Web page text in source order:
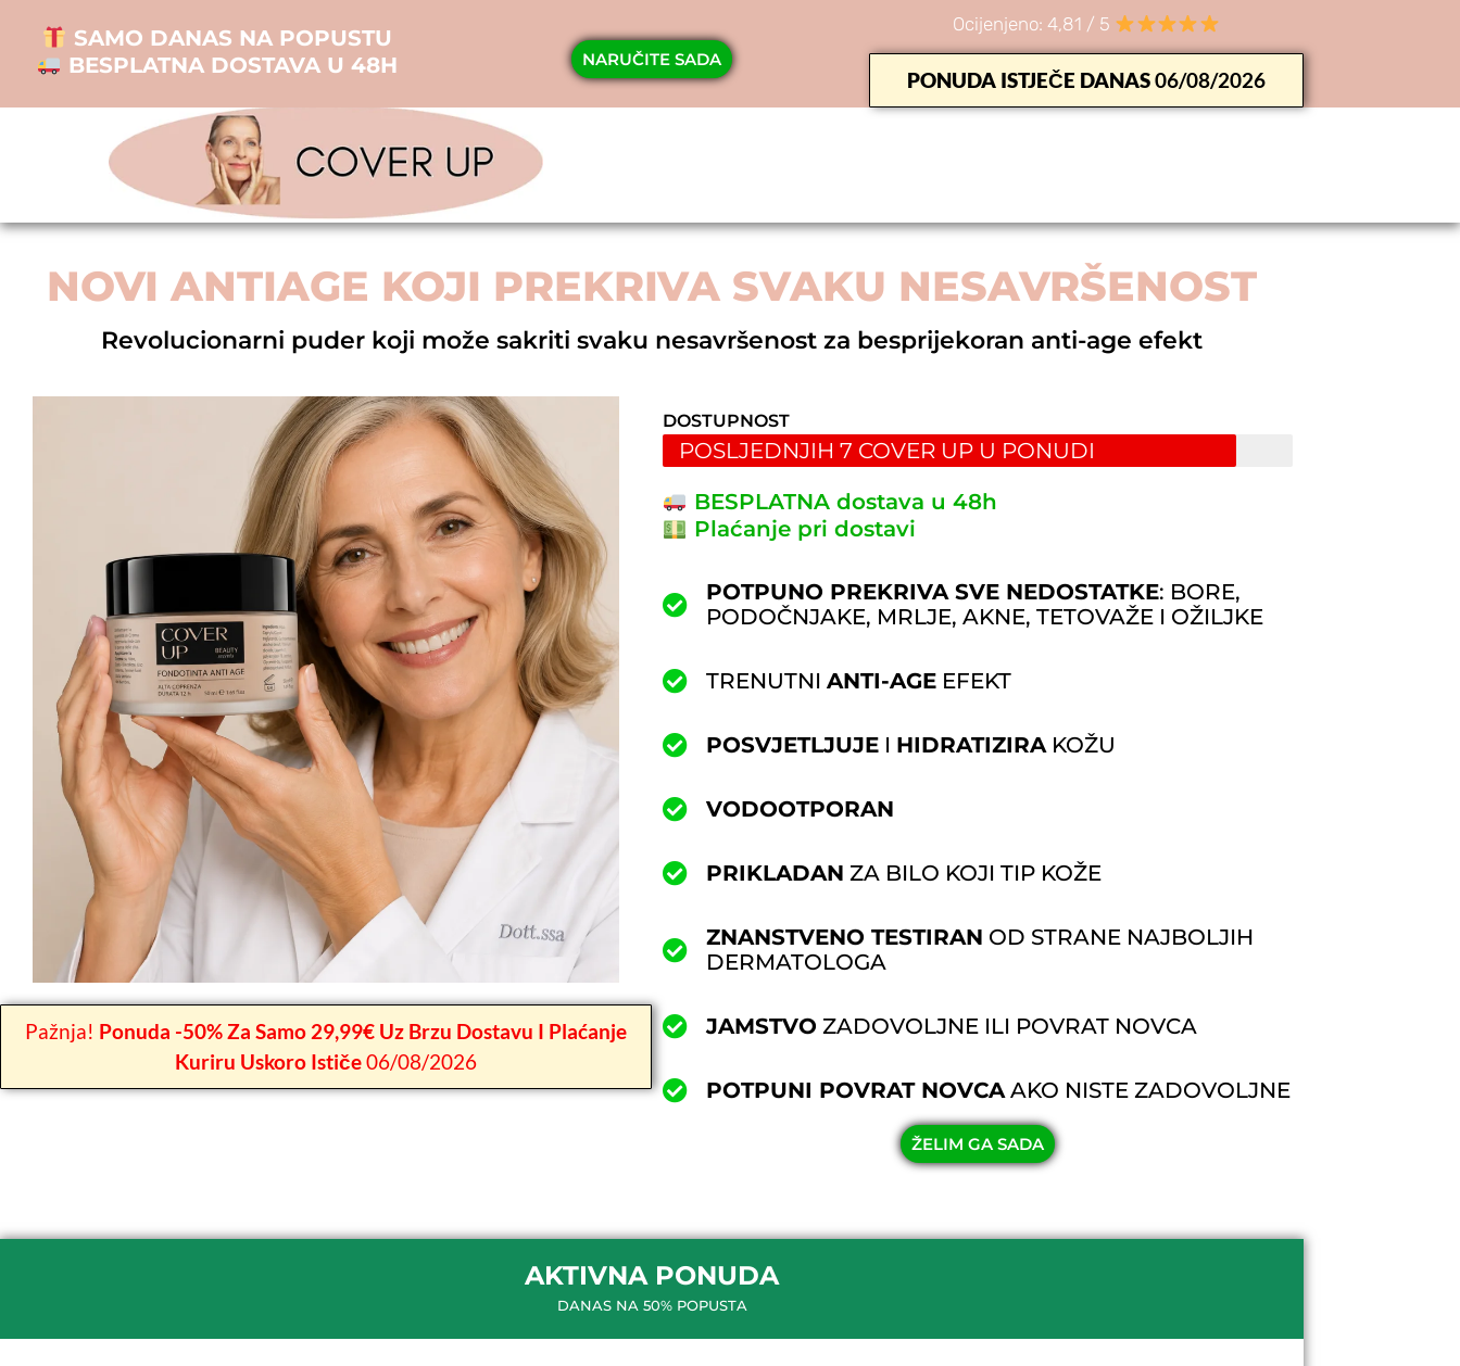
SAMO DANAS NA POPUSTU
BESPLATNA DOSTAVA U 48H
NARUČITE SADA
Ocijenjeno: 4,81 / 5
PONUDA ISTJEČE DANAS06/08/2026
NOVI ANTIAGE KOJI PREKRIVA SVAKU NESAVRŠENOST
Revolucionarni puder koji može sakriti svaku nesavršenost za besprijekoran anti-age efekt
Pažnja! Ponuda -50% Za Samo 29,99€ Uz Brzu Dostavu I Plaćanje
Kuriru Uskoro Ističe06/08/2026
DOSTUPNOST
POSLJEDNJIH 7 COVER UP U PONUDI
BESPLATNA dostava u 48h
Plaćanje pri dostavi
POTPUNO PREKRIVA SVE NEDOSTATKE: BORE,
PODOČNJAKE, MRLJE, AKNE, TETOVAŽE I OŽILJKE
TRENUTNI ANTI-AGEEFEKT
POSVJETLJUJEI HIDRATIZIRAKOŽU
VODOOTPORAN
PRIKLADAN ZA BILO KOJI TIP KOŽE
ZNANSTVENO TESTIRAN OD STRANE NAJBOLJIH
DERMATOLOGA
JAMSTVO ZADOVOLJNE ILI POVRAT NOVCA
POTPUNI POVRAT NOVCAAKO NISTE ZADOVOLJNE
ŽELIM GA SADA
AKTIVNA PONUDA
DANAS NA 50% POPUSTA